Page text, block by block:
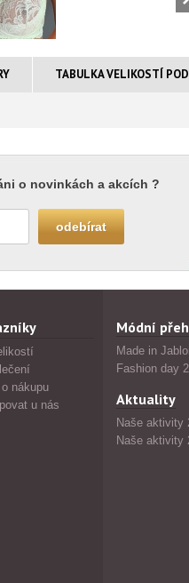
TABULKA VELIKOSTÍ
o novinkách a akcích ?
o nákupu
u nás
Módní
Made in
Fashion day
Aktuality
Naše aktivity
Naše aktivity